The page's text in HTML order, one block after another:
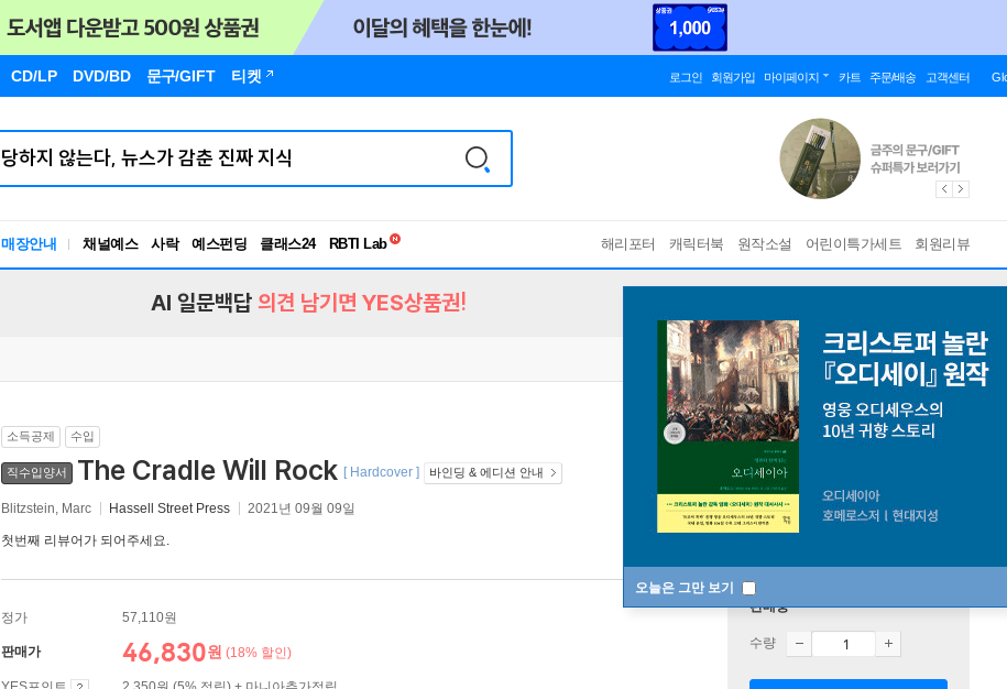
CD/LP DVD/BD 문구/GIFT 티켓 로그인 회원가입 마이페이지 카트 주문/배송 고객센터
매장안내 채널예스 사락 예스펀딩 클래스24
독서유형검사
해리포터 캐릭터북 원작소설 어린이특가세트 회원리뷰
오늘은 그만 보기
AI 일문백답 의견 남기면 YES상품권!
소득공제 수입
직수입양서 The Cradle Will Rock [ Hardcover ] 바인딩 & 에디션 안내
Blitzstein, Marc Hassell Street Press 2021년 09월 09일
첫번째 리뷰어가 되어주세요.
정가 57,110원
판매가 46,830원 (18% 할인)
판매중
수량